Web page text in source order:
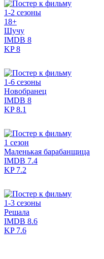
1-2 сезоны
18+
Шучу
IMDB 8
KP8
1-6 сезоны
Новобранец
IMDB 8
KP8.1
1 сезон
Маленькая барабанщица
IMDB 7.4
KP7.2
1-3 сезоны
Решала
IMDB 8.6
KP7.6